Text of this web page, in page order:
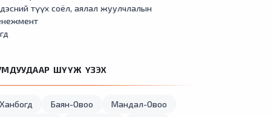
түүх соёл, аялал жуулчлалын
ШҮҮЖ ҮЗЭХ
Ханбогд Баян-Овоо
Мандал-Овоо